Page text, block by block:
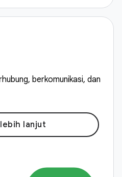
berkomunikasi, dan
lanjut